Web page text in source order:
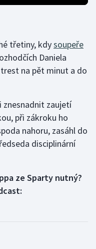
třetiny, kdysoupeře
Daniela
na pět minut a do
zaujetí
při zákroku ho
nahoru, zasáhl do
disciplinární
ze Sparty nutný?